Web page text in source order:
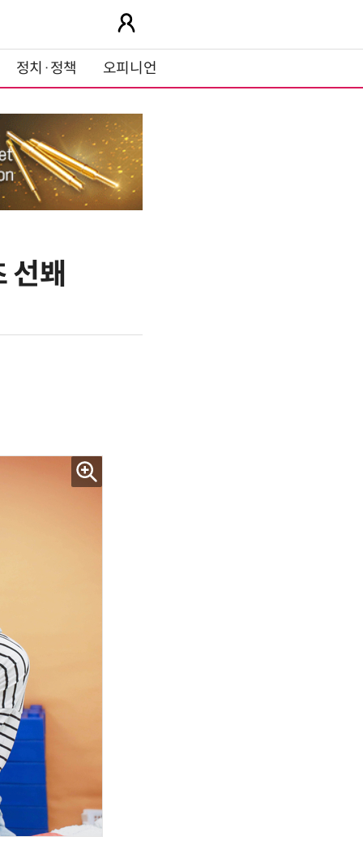
정치·정책 오피니언
선봬